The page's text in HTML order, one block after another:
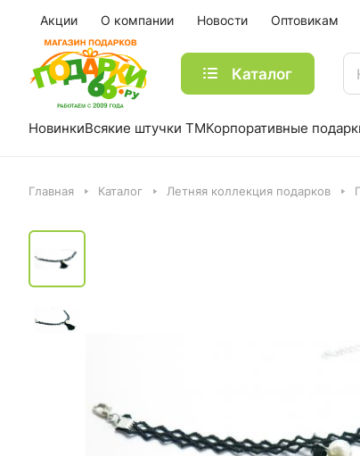
Акции О компании Новости Оптовикам
Каталог
НовинкиВсякие штучки ТМКорпоративные
Главная Каталог Летняя коллекция подарков